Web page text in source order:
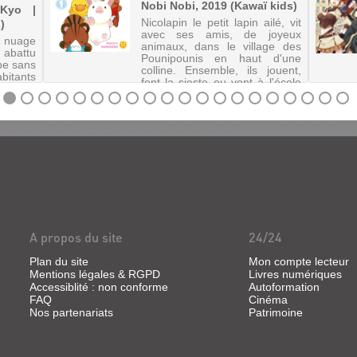
Nobi Nobi, 2019 (Kawaï kids)
Nicolapin le petit lapin ailé, vit
avec ses amis, de joyeux
animaux, dans le village des
Pounipounis en haut d'une
colline. Ensemble, ils jouent,
font la sieste ou vont à l'école
et vivent mille aventures.
©Electre 2020
|
sans
et
A propos du site
Plan du site
Mentions légales & RGPD
Accessiblité : non conforme
FAQ
Nos partenariats
24/24
Mon compte lecteur
Livres numériques
Autoformation
Cinéma
Patrimoine